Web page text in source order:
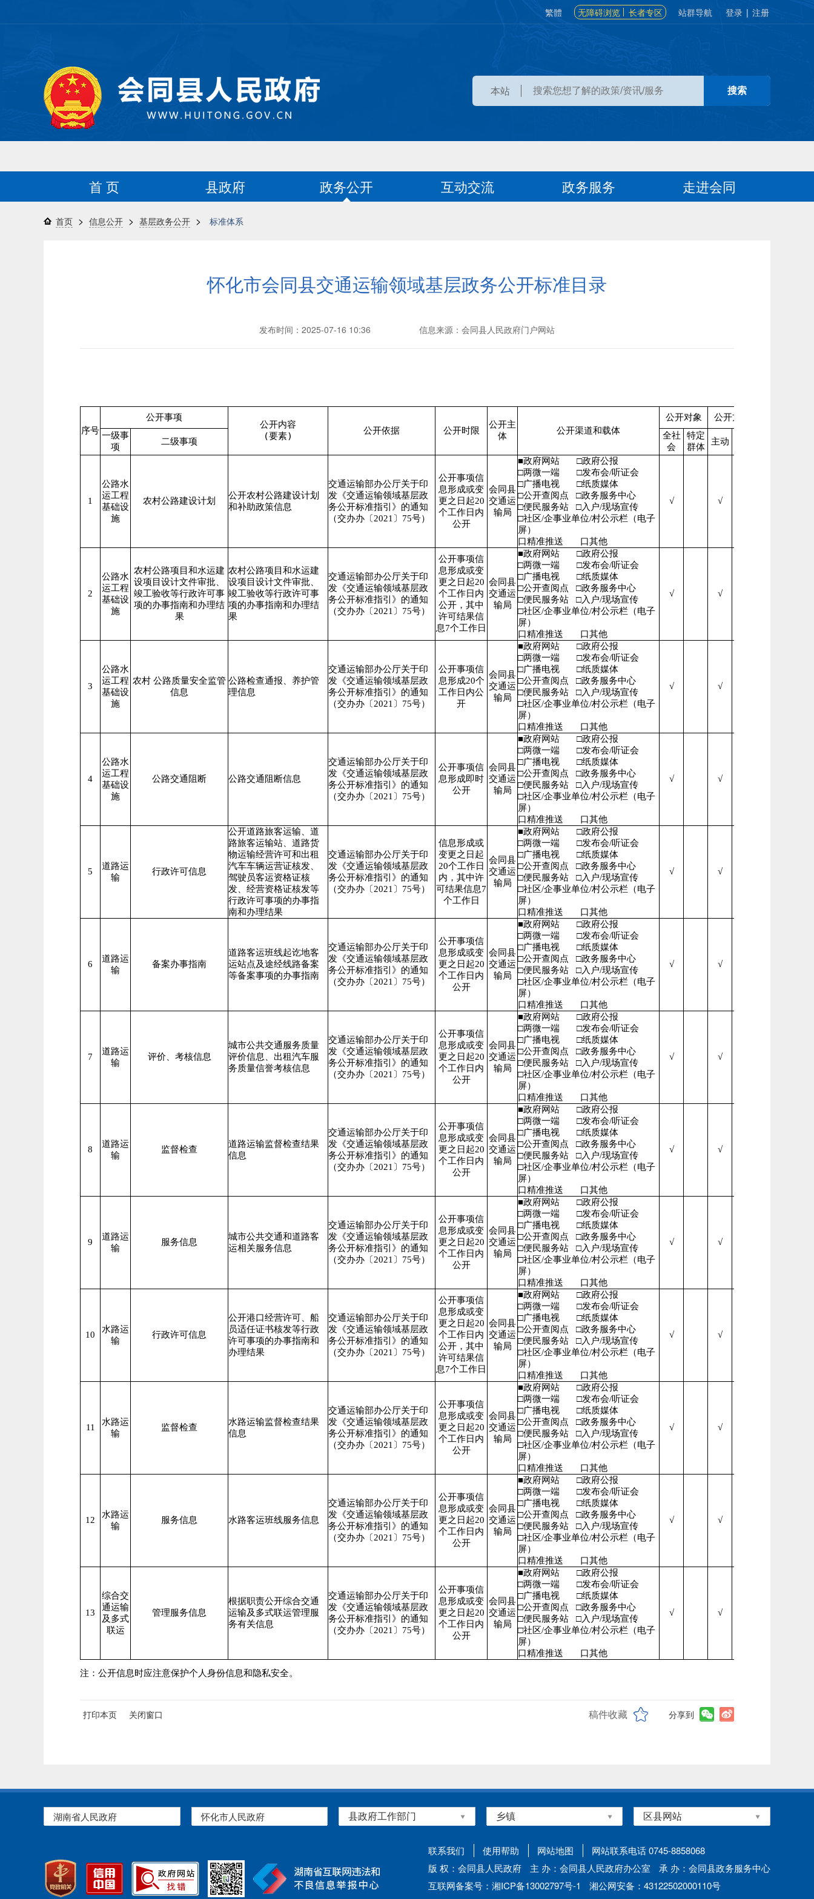
繁體 无障碍浏览 长者专区 站群导航 登录 | 注册
本站
首 页 县政府 政务公开 互动交流 政务服务 走进会同
首页 > 信息公开 > 基层政务公开 > 标准体系
怀化市会同县交通运输领域基层政务公开标准目录
发布时间：2025-07-16 10:36 信息来源：会同县人民政府门户网站
序号
公开事项
公开内容
(要素)
公开依据 公开时限
公开主
体
公开渠道和载体
公开对象 公开方式
一级事
项
二级事项
全社
会
特定
群体
主动
1
公路水
运工程
基础设
施
农村公路建设计划
公开农村公路建设计划
和补助政策信息
交通运输部办公厅关于印
发《交通运输领域基层政
务公开标准指引》的通知
（交办办〔2021〕75号）
公开事项信
息形成或变
更之日起20
个工作日内
公开
会同县
交通运
输局
■政府网站
□政府公报
□两微一端
□发布会/听证会
□广播电视
□纸质媒体
□公开查阅点
□政务服务中心
□便民服务站
□入户/现场宣传
□社区/企事业单位/村公示栏（电子
屏）
口精准推送
口其他
√ √
2
公路水
运工程
基础设
施
农村公路项目和水运建
设项目设计文件审批、
竣工验收等行政许可事
项的办事指南和办理结
果
农村公路项目和水运建
设项目设计文件审批、
竣工验收等行政许可事
项的办事指南和办理结
果
交通运输部办公厅关于印
发《交通运输领域基层政
务公开标准指引》的通知
（交办办〔2021〕75号）
公开事项信
息形成或变
更之日起20
个工作日内
公开，其中
许可结果信
息7个工作日
会同县
交通运
输局
■政府网站
□政府公报
□两微一端
□发布会/听证会
□广播电视
□纸质媒体
□公开查阅点
□政务服务中心
□便民服务站
□入户/现场宣传
□社区/企事业单位/村公示栏（电子
屏）
口精准推送
口其他
√ √
3
公路水
运工程
基础设
施
农村 公路质量安全监管
信息
公路检查通报、养护管
理信息
交通运输部办公厅关于印
发《交通运输领域基层政
务公开标准指引》的通知
（交办办〔2021〕75号）
公开事项信
息形成20个
工作日内公
开
会同县
交通运
输局
■政府网站
□政府公报
□两微一端
□发布会/听证会
□广播电视
□纸质媒体
□公开查阅点
□政务服务中心
□便民服务站
□入户/现场宣传
□社区/企事业单位/村公示栏（电子
屏）
口精准推送
口其他
√ √
4
公路水
运工程
基础设
施
公路交通阻断 公路交通阻断信息
交通运输部办公厅关于印
发《交通运输领域基层政
务公开标准指引》的通知
（交办办〔2021〕75号）
公开事项信
息形成即时
公开
会同县
交通运
输局
■政府网站
□政府公报
□两微一端
□发布会/听证会
□广播电视
□纸质媒体
□公开查阅点
□政务服务中心
□便民服务站
□入户/现场宣传
□社区/企事业单位/村公示栏（电子
屏）
口精准推送
口其他
√ √
5
道路运
输
行政许可信息
公开道路旅客运输、道
路旅客运输站、道路货
物运输经营许可和出租
汽车车辆运营证核发、
驾驶员客运资格证核
发、经营资格证核发等
行政许可事项的办事指
南和办理结果
交通运输部办公厅关于印
发《交通运输领域基层政
务公开标准指引》的通知
（交办办〔2021〕75号）
信息形成或
变更之日起
20个工作日
内，其中许
可结果信息7
个工作日
会同县
交通运
输局
■政府网站
□政府公报
□两微一端
□发布会/听证会
□广播电视
□纸质媒体
□公开查阅点
□政务服务中心
□便民服务站
□入户/现场宣传
□社区/企事业单位/村公示栏（电子
屏）
口精准推送
口其他
√ √
6
道路运
输
备案办事指南
道路客运班线起讫地客
运站点及途经线路备案
等备案事项的办事指南
交通运输部办公厅关于印
发《交通运输领域基层政
务公开标准指引》的通知
（交办办〔2021〕75号）
公开事项信
息形成或变
更之日起20
个工作日内
公开
会同县
交通运
输局
■政府网站
□政府公报
□两微一端
□发布会/听证会
□广播电视
□纸质媒体
□公开查阅点
□政务服务中心
□便民服务站
□入户/现场宣传
□社区/企事业单位/村公示栏（电子
屏）
口精准推送
口其他
√ √
7
道路运
输
评价、考核信息
城市公共交通服务质量
评价信息、出租汽车服
务质量信誉考核信息
交通运输部办公厅关于印
发《交通运输领域基层政
务公开标准指引》的通知
（交办办〔2021〕75号）
公开事项信
息形成或变
更之日起20
个工作日内
公开
会同县
交通运
输局
■政府网站
□政府公报
□两微一端
□发布会/听证会
□广播电视
□纸质媒体
□公开查阅点
□政务服务中心
□便民服务站
□入户/现场宣传
□社区/企事业单位/村公示栏（电子
屏）
口精准推送
口其他
√ √
8
道路运
输
监督检查
道路运输监督检查结果
信息
交通运输部办公厅关于印
发《交通运输领域基层政
务公开标准指引》的通知
（交办办〔2021〕75号）
公开事项信
息形成或变
更之日起20
个工作日内
公开
会同县
交通运
输局
■政府网站
□政府公报
□两微一端
□发布会/听证会
□广播电视
□纸质媒体
□公开查阅点
□政务服务中心
□便民服务站
□入户/现场宣传
□社区/企事业单位/村公示栏（电子
屏）
口精准推送
口其他
√ √
9
道路运
输
服务信息
城市公共交通和道路客
运相关服务信息
交通运输部办公厅关于印
发《交通运输领域基层政
务公开标准指引》的通知
（交办办〔2021〕75号）
公开事项信
息形成或变
更之日起20
个工作日内
公开
会同县
交通运
输局
■政府网站
□政府公报
□两微一端
□发布会/听证会
□广播电视
□纸质媒体
□公开查阅点
□政务服务中心
□便民服务站
□入户/现场宣传
□社区/企事业单位/村公示栏（电子
屏）
口精准推送
口其他
√ √
10
水路运
输
行政许可信息
公开港口经营许可、船
员适任证书核发等行政
许可事项的办事指南和
办理结果
交通运输部办公厅关于印
发《交通运输领域基层政
务公开标准指引》的通知
（交办办〔2021〕75号）
公开事项信
息形成或变
更之日起20
个工作日内
公开，其中
许可结果信
息7个工作日
会同县
交通运
输局
■政府网站
□政府公报
□两微一端
□发布会/听证会
□广播电视
□纸质媒体
□公开查阅点
□政务服务中心
□便民服务站
□入户/现场宣传
□社区/企事业单位/村公示栏（电子
屏）
口精准推送
口其他
√ √
11
水路运
输
监督检查
水路运输监督检查结果
信息
交通运输部办公厅关于印
发《交通运输领域基层政
务公开标准指引》的通知
（交办办〔2021〕75号）
公开事项信
息形成或变
更之日起20
个工作日内
公开
会同县
交通运
输局
■政府网站
□政府公报
□两微一端
□发布会/听证会
□广播电视
□纸质媒体
□公开查阅点
□政务服务中心
□便民服务站
□入户/现场宣传
□社区/企事业单位/村公示栏（电子
屏）
口精准推送
口其他
√ √
12
水路运
输
服务信息 水路客运班线服务信息
交通运输部办公厅关于印
发《交通运输领域基层政
务公开标准指引》的通知
（交办办〔2021〕75号）
公开事项信
息形成或变
更之日起20
个工作日内
公开
会同县
交通运
输局
■政府网站
□政府公报
□两微一端
□发布会/听证会
□广播电视
□纸质媒体
□公开查阅点
□政务服务中心
□便民服务站
□入户/现场宣传
□社区/企事业单位/村公示栏（电子
屏）
口精准推送
口其他
√ √
13
综合交
通运输
及多式
联运
管理服务信息
根据职责公开综合交通
运输及多式联运管理服
务有关信息
交通运输部办公厅关于印
发《交通运输领域基层政
务公开标准指引》的通知
（交办办〔2021〕75号）
公开事项信
息形成或变
更之日起20
个工作日内
公开
会同县
交通运
输局
■政府网站
□政府公报
□两微一端
□发布会/听证会
□广播电视
□纸质媒体
□公开查阅点
□政务服务中心
□便民服务站
□入户/现场宣传
□社区/企事业单位/村公示栏（电子
屏）
口精准推送
口其他
√ √
注：公开信息时应注意保护个人身份信息和隐私安全。
打印本页 关闭窗口 稿件收藏 分享到
湖南省人民政府 怀化市人民政府
联系我们 使用帮助 网站地图
网站联系电话 0745-8858068
版 权：会同县人民政府
主 办：会同县人民政府办公室
承 办：会同县政务服务中心
互联网备案号：湘ICP备13002797号-1
湘公网安备：43122502000110号